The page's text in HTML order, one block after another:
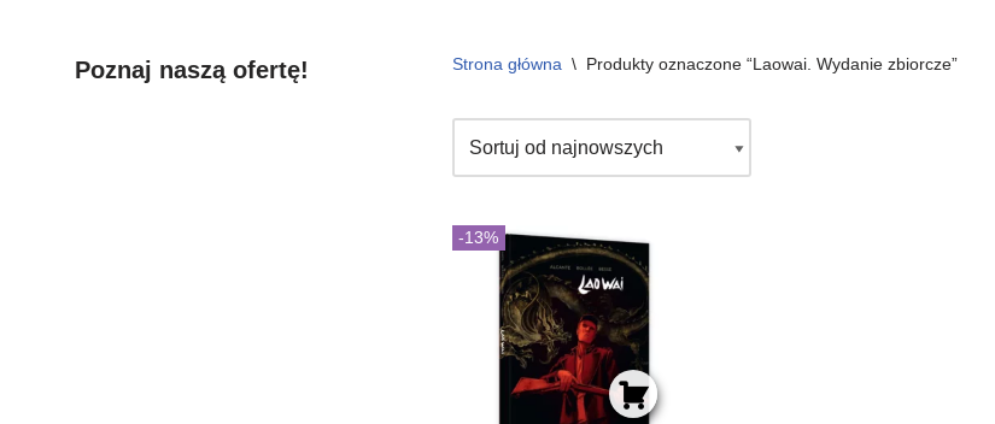
Poznaj naszą ofertę! Strona główna \ Produkty oznaczone “Laowai. Wydanie zbiorcze”
-13%